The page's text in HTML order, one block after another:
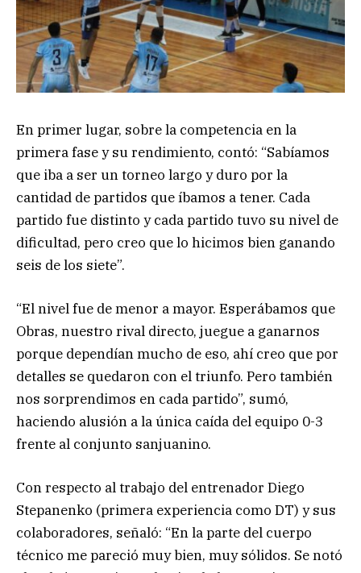
En primer lugar, sobre la competencia en la
primera fase y su rendimiento, contó: “Sabíamos
que iba a ser un torneo largo y duro por la
cantidad de partidos que íbamos a tener. Cada
partido fue distinto y cada partido tuvo su nivel de
dificultad, pero creo que lo hicimos bien ganando
seis de los siete”.
“El nivel fue de menor a mayor. Esperábamos que
Obras, nuestro rival directo, juegue a ganarnos
porque dependían mucho de eso, ahí creo que por
detalles se quedaron con el triunfo. Pero también
nos sorprendimos en cada partido”, sumó,
haciendo alusión a la única caída del equipo 0-3
frente al conjunto sanjuanino.
Con respecto al trabajo del entrenador Diego
Stepanenko (primera experiencia como DT) y sus
colaboradores, señaló: “En la parte del cuerpo
técnico me pareció muy bien, muy sólidos. Se notó